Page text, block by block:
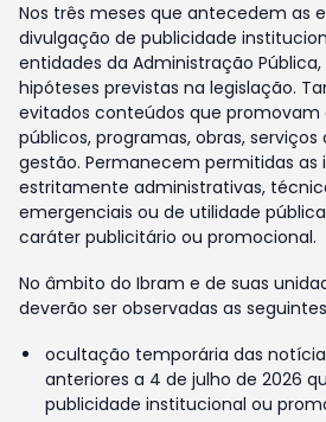
Nos três meses que antecedem as
divulgação de publicidade
entidades da Administração Pública,
hipóteses previstas na legislação.
evitados conteúdos que promovam
públicos, programas, obras, serviços
gestão. Permanecem permitidas as
estritamente administrativas,
emergenciais ou de utilidade
caráter publicitário ou promocional.
No âmbito do Ibram e de suas
deverão ser observadas as
ocultação temporária das
anteriores a 4 de julho de 2026
publicidade institucional ou